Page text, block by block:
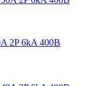
2P 6kA 400В